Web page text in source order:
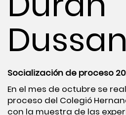
Dussan
Socialización de proceso
En el mes de octubre se
proceso del Colegió
con la muestra de las